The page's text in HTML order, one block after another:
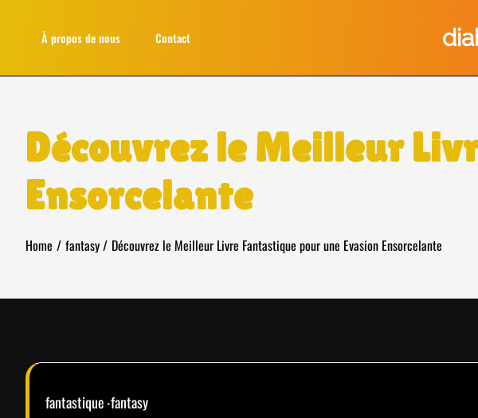
À propos de nous Contact
Découvrez le Meilleur
Ensorcelante
Home fantasy Découvrez le Meilleur Livre Fantastique pour une Evasion Ensorcelante
fantastique fantasy